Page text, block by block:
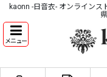
kaonn -日音衣- オンライン
メニュー